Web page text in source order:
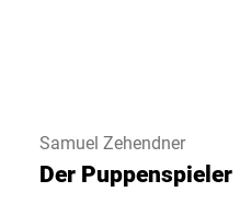
Samuel Zehendner
Der Puppenspieler